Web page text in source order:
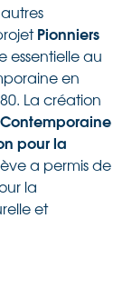
Pionniers
essentielle au
en
La création
pour la
a permis de
la
et